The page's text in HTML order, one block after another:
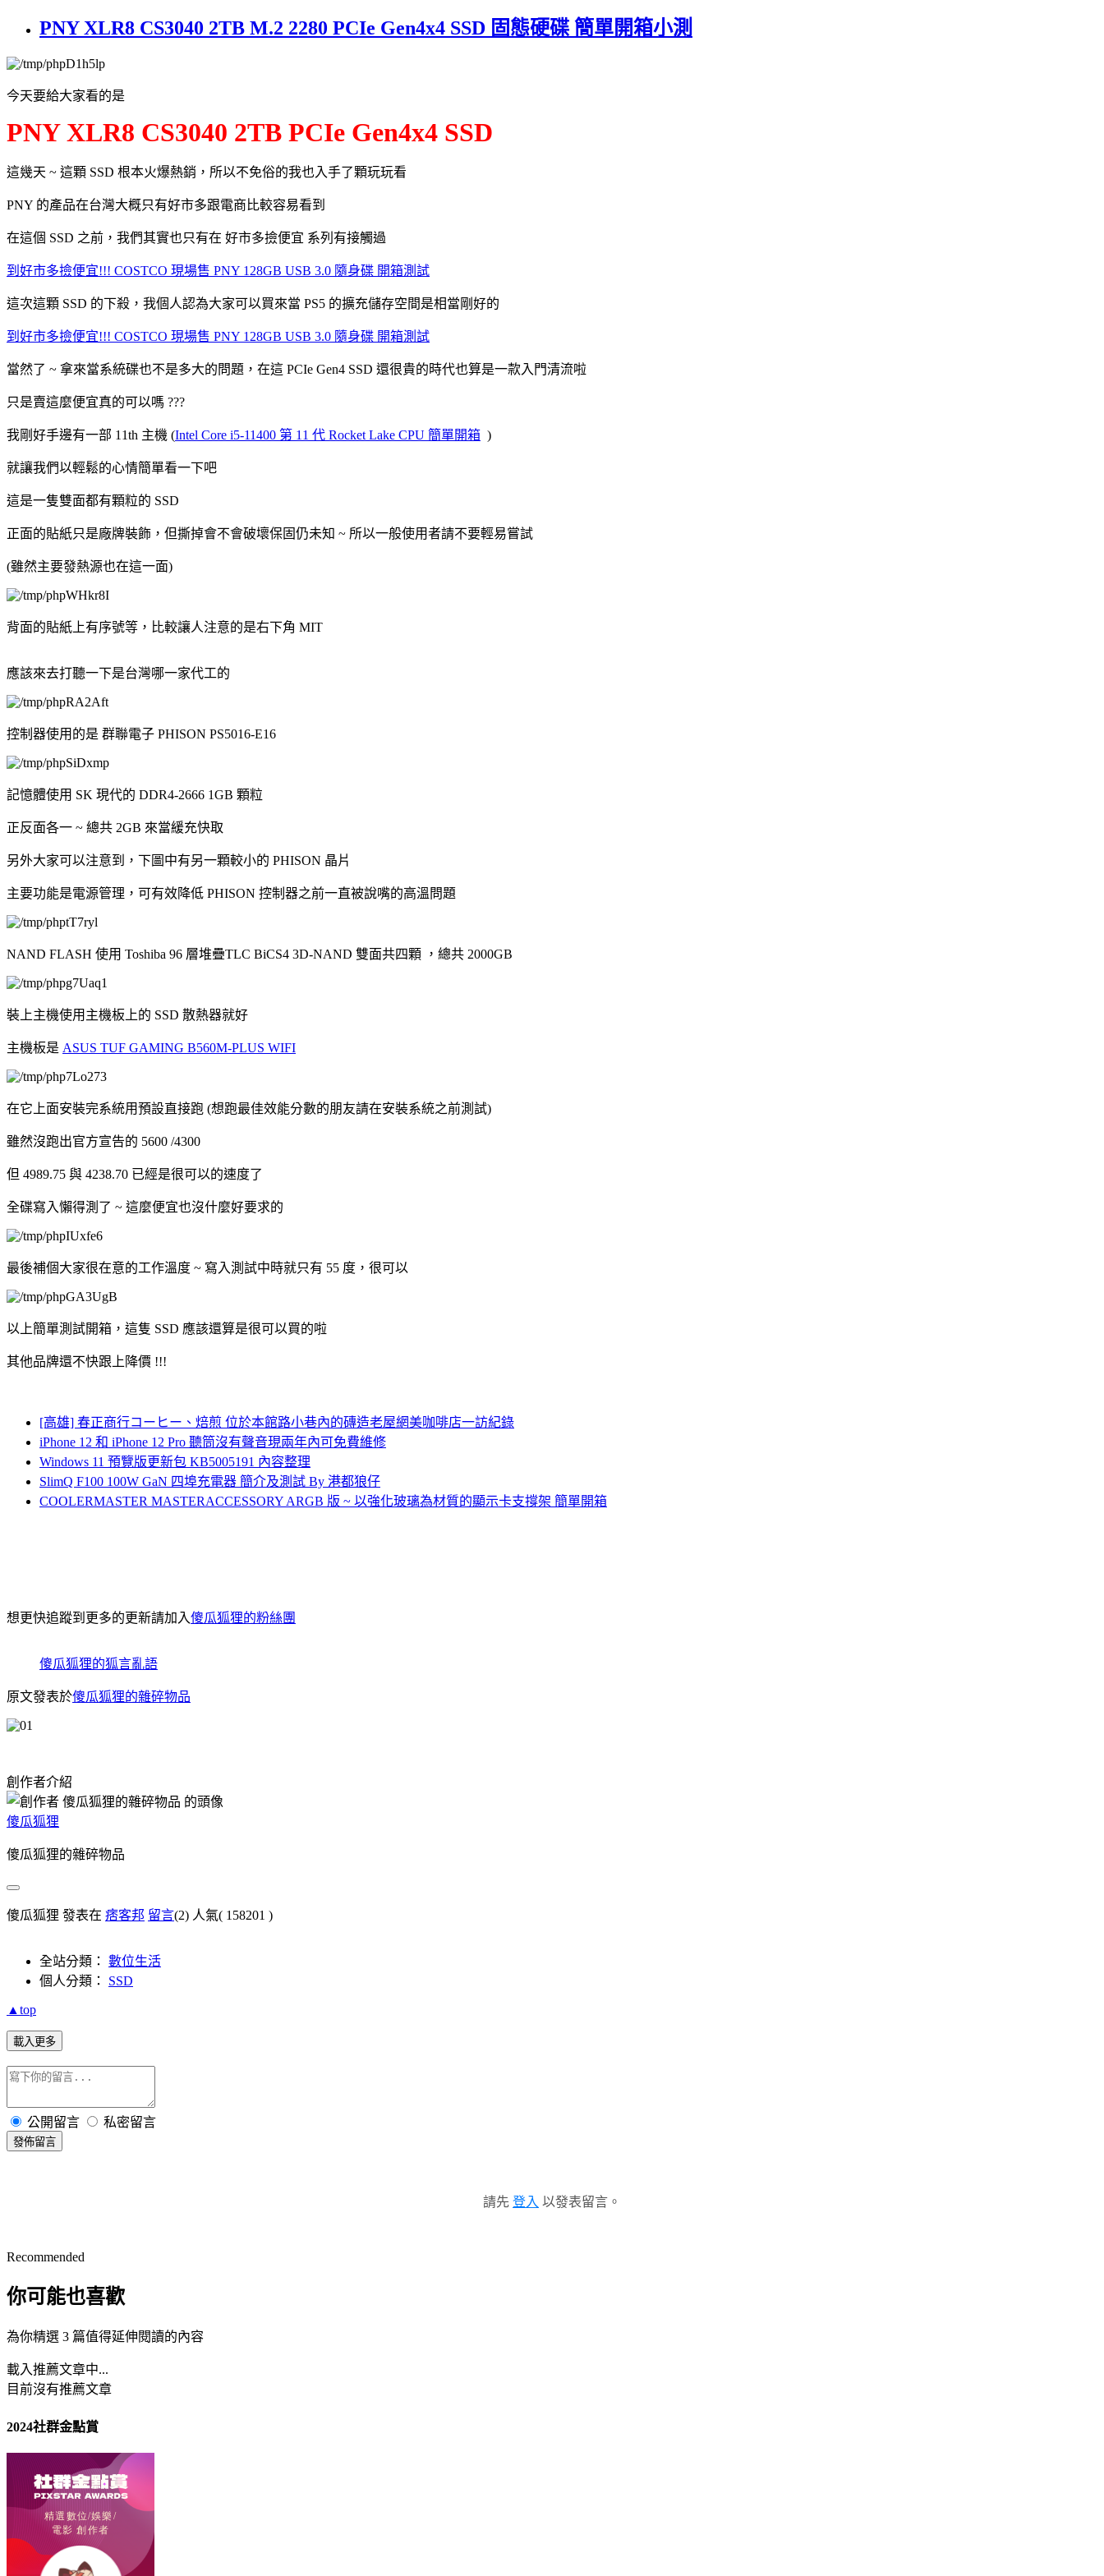
PNY XLR8 CS3040 2TB M.2 2280 PCIe Gen4x4 SSD 固態硬碟 簡單開箱小測
今天要給大家看的是
PNY XLR8 CS3040 2TB PCIe Gen4x4 SSD
這幾天 ~ 這顆 SSD 根本火爆熱銷，所以不免俗的我也入手了顆玩玩看
PNY 的產品在台灣大概只有好市多跟電商比較容易看到
在這個 SSD 之前，我們其實也只有在 好市多撿便宜 系列有接觸過
到好市多撿便宜!!! COSTCO 現場售 PNY 128GB USB 3.0 隨身碟 開箱測試
這次這顆 SSD 的下殺，我個人認為大家可以買來當 PS5 的擴充儲存空間是相當剛好的
到好市多撿便宜!!! COSTCO 現場售 PNY 128GB USB 3.0 隨身碟 開箱測試
當然了 ~ 拿來當系統碟也不是多大的問題，在這 PCIe Gen4 SSD 還很貴的時代也算是一款入門清流啦
只是賣這麼便宜真的可以嗎 ???
我剛好手邊有一部 11th 主機 (Intel Core i5-11400 第 11 代 Rocket Lake CPU 簡單開箱 )
就讓我們以輕鬆的心情簡單看一下吧
這是一隻雙面都有顆粒的 SSD
正面的貼紙只是廠牌裝飾，但撕掉會不會破壞保固仍未知 ~ 所以一般使用者請不要輕易嘗試
(雖然主要發熱源也在這一面)
背面的貼紙上有序號等，比較讓人注意的是右下角 MIT
應該來去打聽一下是台灣哪一家代工的
控制器使用的是 群聯電子 PHISON PS5016-E16
記憶體使用 SK 現代的 DDR4-2666 1GB 顆粒
正反面各一 ~ 總共 2GB 來當緩充快取
另外大家可以注意到，下圖中有另一顆較小的 PHISON 晶片
主要功能是電源管理，可有效降低 PHISON 控制器之前一直被說嘴的高溫問題
NAND FLASH 使用 Toshiba 96 層堆疊TLC BiCS4 3D-NAND 雙面共四顆 ，總共 2000GB
裝上主機使用主機板上的 SSD 散熱器就好
主機板是 ASUS TUF GAMING B560M-PLUS WIFI
在它上面安裝完系統用預設直接跑 (想跑最佳效能分數的朋友請在安裝系統之前測試)
雖然沒跑出官方宣告的 5600 /4300
但 4989.75 與 4238.70 已經是很可以的速度了
全碟寫入懶得測了 ~ 這麼便宜也沒什麼好要求的
最後補個大家很在意的工作溫度 ~ 寫入測試中時就只有 55 度，很可以
以上簡單測試開箱，這隻 SSD 應該還算是很可以買的啦
其他品牌還不快跟上降價 !!!
[高雄] 春正商行コーヒー、焙煎 位於本館路小巷內的磚造老屋網美咖啡店一訪紀錄
iPhone 12 和 iPhone 12 Pro 聽筒沒有聲音現兩年內可免費維修
Windows 11 預覽版更新包 KB5005191 內容整理
SlimQ F100 100W GaN 四埠充電器 簡介及測試 By 港都狼仔
COOLERMASTER MASTERACCESSORY ARGB 版 ~ 以強化玻璃為材質的顯示卡支撐架 簡單開箱
想更快追蹤到更多的更新請加入傻瓜狐狸的粉絲團
傻瓜狐狸的狐言亂語
原文發表於傻瓜狐狸的雜碎物品
創作者介紹
傻瓜狐狸
傻瓜狐狸的雜碎物品
傻瓜狐狸 發表在 痞客邦 留言(2) 人氣( 158201 )
全站分類： 數位生活
個人分類： SSD
▲top
載入更多
公開留言 私密留言
發佈留言
請先 登入 以發表留言。
Recommended
你可能也喜歡
為你精選 3 篇值得延伸閱讀的內容
載入推薦文章中...
目前沒有推薦文章
2024社群金點賞